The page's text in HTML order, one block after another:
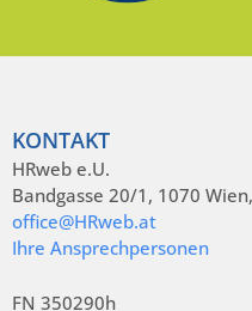
KONTAKT
HRweb e.U.
Bandgasse 20/1, 1070
office@HRweb.at
Ihre Ansprechpersonen
FN 350290h